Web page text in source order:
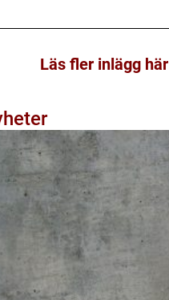
Läs fler inlägg här